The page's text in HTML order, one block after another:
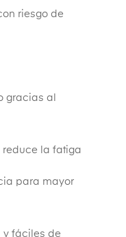
riesgo de
gracias al
la fatiga
para mayor
y fáciles de